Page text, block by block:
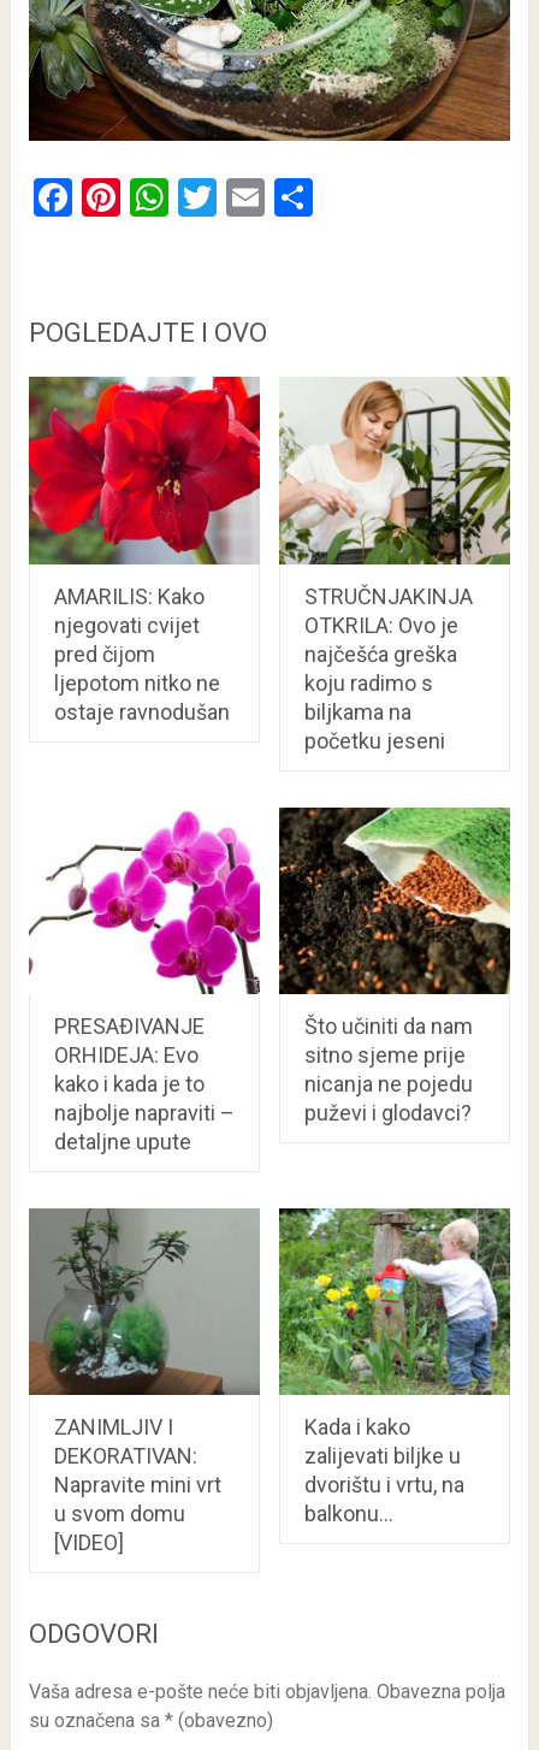
Facebook
Pinterest
WhatsApp
Twitter
EmailShare
POGLEDAJTE I OVO
AMARILIS: Kako
njegovati cvijet
pred čijom
ljepotom nitko ne
ostaje ravnodušan
STRUČNJAKINJA
OTKRILA: Ovo je
najčešća greška
koju radimo s
biljkama na
početku jeseni
PRESAĐIVANJE
ORHIDEJA: Evo
kako i kada je to
najbolje napraviti –
detaljne upute
Što učiniti da nam
sitno sjeme prije
nicanja ne pojedu
puževi i glodavci?
ZANIMLJIV I
DEKORATIVAN:
Napravite mini vrt
u svom domu
[VIDEO]
Kada i kako
zalijevati biljke u
dvorištu i vrtu, na
balkonu…
ODGOVORI
Vaša adresa e-pošte neće biti objavljena. Obavezna polja
su označena sa * (obavezno)